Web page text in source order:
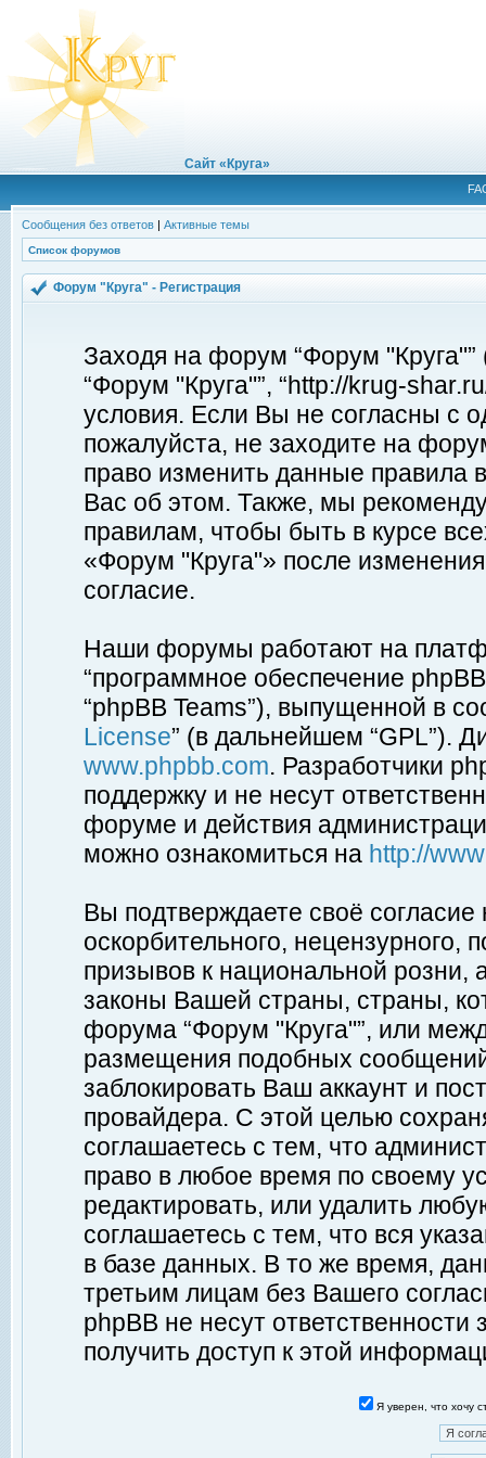
Сайт «Круга»
Сообщения без ответов | Активные темы
Список форумов
Форум "Круга" - Регистрация
Заходя на форум “Форум
“Форум "Круга"”, “http://krug-
условия. Если Вы не согласны с
пожалуйста, не заходите на
право изменить данные правила
Вас об этом. Также, мы
правилам, чтобы быть в курсе
«Форум "Круга"» после
согласие.
Наши форумы работают на
“программное обеспечение
“phpBB Teams”), выпущенной в
License” (в дальнейшем “GPL”).
www.phpbb.com. Разработчики
поддержку и не несут
форуме и действия
можно ознакомиться на http://
Вы подтверждаете своё
оскорбительного, нецензурного,
призывов к национальной
законы Вашей страны, страны,
форума “Форум "Круга"”, или
размещения подобных
заблокировать Ваш аккаунт и
провайдера. С этой целью
соглашаетесь с тем, что
право в любое время по своему
редактировать, или удалить
соглашаетесь с тем, что вся
в базе данных. В то же время,
третьим лицам без Вашего
phpBB не несут ответственности
получить доступ к этой
Я уверен, что хочу